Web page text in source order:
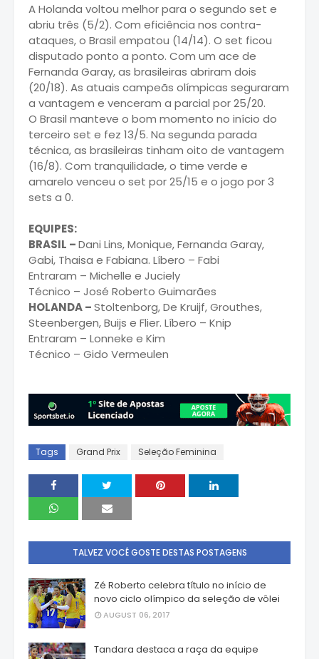
A Holanda voltou melhor para o segundo set e
abriu três (5/2). Com eficiência nos contra-
ataques, o Brasil empatou (14/14). O set ficou
disputado ponto a ponto. Com um ace de
Fernanda Garay, as brasileiras abriram dois
(20/18). As atuais campeãs olímpicas seguraram
a vantagem e venceram a parcial por 25/20.
O Brasil manteve o bom momento no início do
terceiro set e fez 13/5. Na segunda parada
técnica, as brasileiras tinham oito de vantagem
(16/8). Com tranquilidade, o time verde e
amarelo venceu o set por 25/15 e o jogo por 3
sets a 0.
EQUIPES:
BRASIL –Dani Lins, Monique, Fernanda Garay,
Gabi, Thaisa e Fabiana. Líbero – Fabi
Entraram – Michelle e Juciely
Técnico – José Roberto Guimarães
HOLANDA –Stoltenborg, De Kruijf, Grouthes,
Steenbergen, Buijs e Flier. Líbero – Knip
Entraram – Lonneke e Kim
Técnico – Gido Vermeulen
Tags Grand Prix Seleção Feminina
TALVEZ VOCÊ GOSTE DESTAS POSTAGENS
Zé Roberto celebra título no início de
novo ciclo olímpico da seleção de vôlei
AUGUST 06, 2017
Tandara destaca a raça da equipe